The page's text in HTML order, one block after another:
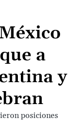
a
y
posiciones